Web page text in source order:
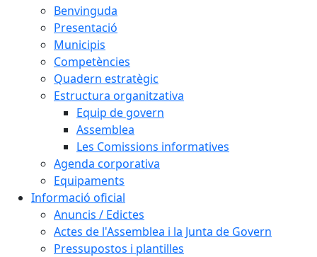
Benvinguda
Presentació
Municipis
Competències
Quadern estratègic
Estructura organitzativa
Equip de govern
Assemblea
Les Comissions informatives
Agenda corporativa
Equipaments
Informació oficial
Anuncis / Edictes
Actes de l'Assemblea i la Junta de Govern
Pressupostos i plantilles